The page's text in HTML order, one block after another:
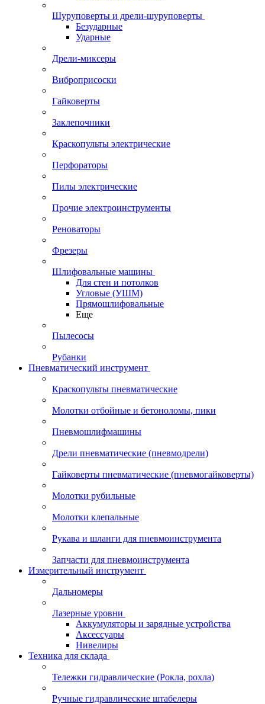
Шуруповерты и дрели-шуруповерты
Безударные
Ударные
Дрели-миксеры
Виброприсоски
Гайковерты
Заклепочники
Краскопульты электрические
Перфораторы
Пилы электрические
Прочие электроинструменты
Реноваторы
Фрезеры
Шлифовальные машины
Для стен и потолков
Угловые (УШМ)
Прямошлифовальные
Еще
Пылесосы
Рубанки
Пневматический инструмент
Краскопульты пневматические
Молотки отбойные и бетоноломы, пики
Пневмошлифмашины
Дрели пневматические (пневмодрели)
Гайковерты пневматические (пневмогайковерты)
Молотки рубильные
Молотки клепальные
Рукава и шланги для пневмоинструмента
Запчасти для пневмоинструмента
Измерительный инструмент
Дальномеры
Лазерные уровни
Аккумуляторы и зарядные устройства
Аксессуары
Нивелиры
Техника для склада
Тележки гидравлические (Рокла, рохла)
Ручные гидравлические штабелеры